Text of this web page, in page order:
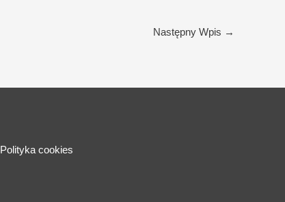
Następny Wpis →
Polityka cookies